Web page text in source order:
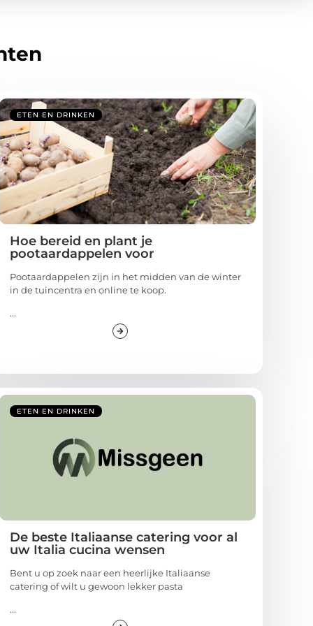
ETEN EN DRINKEN
Hoe bereid en plant je
pootaardappelen voor
Pootaardappelen zijn in het midden van de winter
in de tuincentra en online te koop.
...
ETEN EN DRINKEN
De beste Italiaanse catering voor al
uw Italia cucina wensen
Bent u op zoek naar een heerlijke Italiaanse
catering of wilt u gewoon lekker pasta
...